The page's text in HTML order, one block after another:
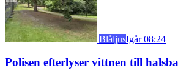
BlåljusIgår 08:24
Polisen efterlyser vittnen till